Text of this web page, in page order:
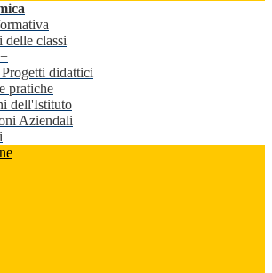
delle classi
didattici
pratiche
dell'Istituto
Aziendali